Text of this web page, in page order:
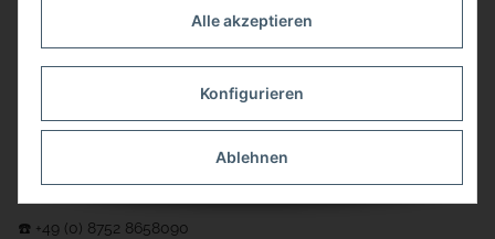
Sie erreichen uns
von Mo. - Do. von 9:00 - 12:00 Uhr
Freitag von 9:00 - 12:00 Uhr unter:
☎️ +49 (0) 8752 8658090
Alle akzeptieren
Konfigurieren
Ablehnen